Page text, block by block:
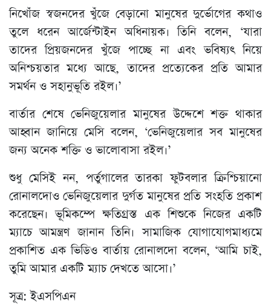
নিখোঁজ স্বজনদের খুঁজে বেড়ানো মানুষের দুর্ভোগের কথাও
তুলে ধরেন আর্জেন্টাইন অধিনায়ক। তিনি বলেন, ‘যারা
তাদের প্রিয়জনদের খুঁজে পাচ্ছে না এবং ভবিষ্যৎ নিয়ে
অনিশ্চয়তার মধ্যে আছে, তাদের প্রত্যেকের প্রতি আমার
সমর্থন ও সহানুভূতি রইল।’
বার্তার শেষে ভেনিজুয়েলার মানুষের উদ্দেশে শক্ত থাকার
আহ্বান জানিয়ে মেসি বলেন, ‘ভেনিজুয়েলার সব মানুষের
জন্য অনেক শক্তি ও ভালোবাসা রইল।’
শুধু মেসিই নন, পর্তুগালের তারকা ফুটবলার ক্রিশ্চিয়ানো
রোনালদোও ভেনিজুয়েলার দুর্গত মানুষের প্রতি সংহতি প্রকাশ
করেছেন। ভূমিকম্পে ক্ষতিগ্রস্ত এক শিশুকে নিজের একটি
ম্যাচে আমন্ত্রণ জানান তিনি। সামাজিক যোগাযোগমাধ্যমে
প্রকাশিত এক ভিডিও বার্তায় রোনালদো বলেন, ‘আমি চাই,
তুমি আমার একটি ম্যাচ দেখতে আসো।’
সূত্র: ইএসপিএন